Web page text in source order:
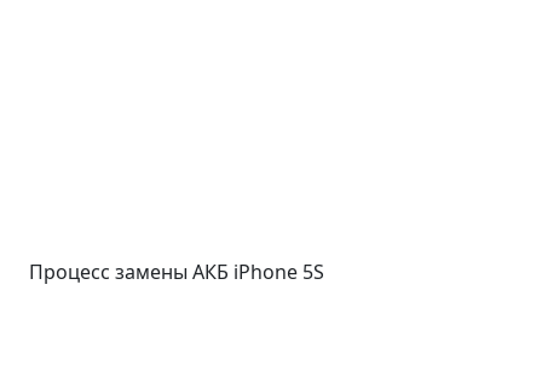
Процесс замены АКБ iPhone 5S